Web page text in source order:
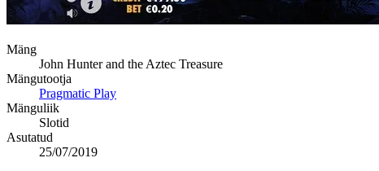
Mäng
John Hunter and the Aztec Treasure
Mängutootja
Pragmatic Play
Mänguliik
Slotid
Asutatud
25/07/2019